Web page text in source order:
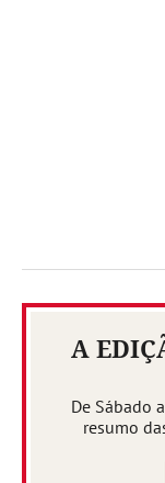
A
De Sábado
resumo